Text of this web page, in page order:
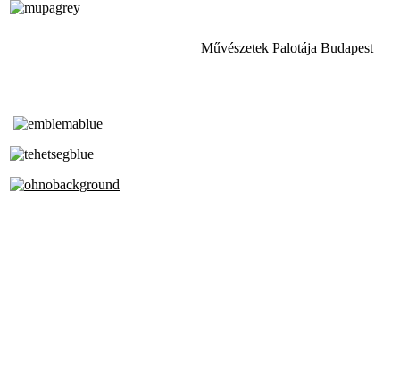
Művészetek Palotája Budapest